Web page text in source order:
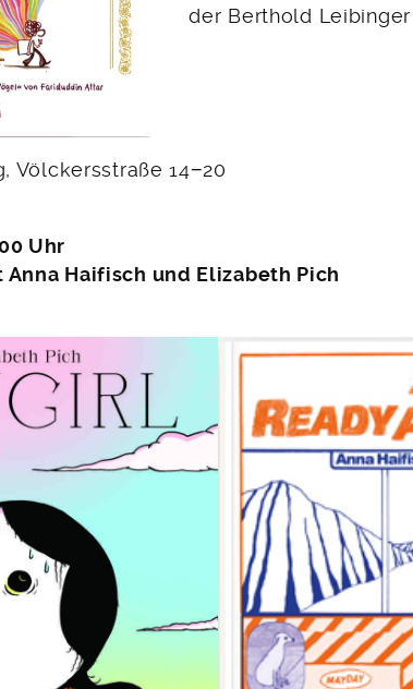
der Berthold Leibinger
Völckersstraße 14−20
Uhr
Haifisch und Elizabeth Pich